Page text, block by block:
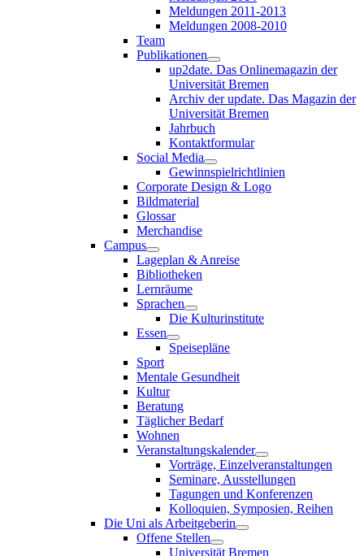
Meldungen 2011-2013
Meldungen 2008-2010
Team
Publikationen
up2date. Das Onlinemagazin der
Universität Bremen
Archiv der update. Das Magazin der
Universität Bremen
Jahrbuch
Kontaktformular
Social Media
Gewinnspielrichtlinien
Corporate Design & Logo
Bildmaterial
Glossar
Merchandise
Campus
Lageplan & Anreise
Bibliotheken
Lernräume
Sprachen
Die Kulturinstitute
Essen
Speisepläne
Sport
Mentale Gesundheit
Kultur
Beratung
Täglicher Bedarf
Wohnen
Veranstaltungskalender
Vorträge, Einzelveranstaltungen
Seminare, Ausstellungen
Tagungen und Konferenzen
Kolloquien, Symposien, Reihen
Die Uni als Arbeitgeberin
Offene Stellen
Universität Bremen